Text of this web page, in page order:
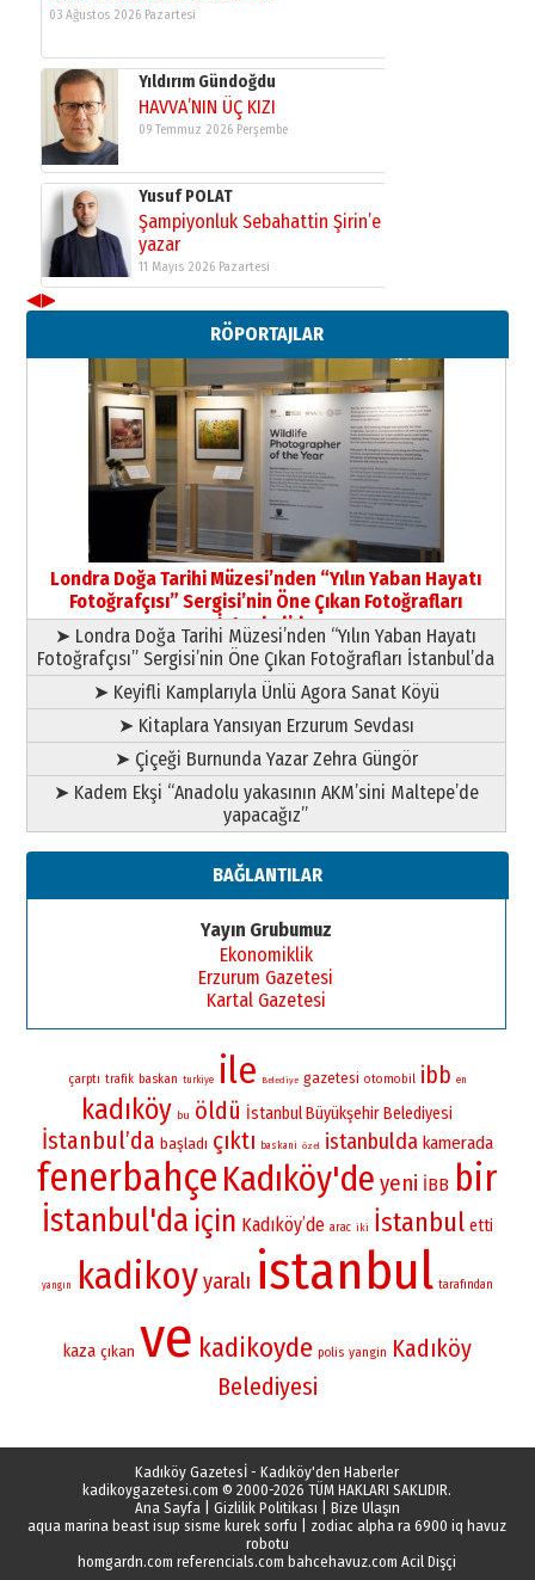
Paranın Aile Kültüründeki Yeri
03 Ağustos 2026 Pazartesi
HAVVA’NIN ÜÇ KIZI
09 Temmuz 2026 Perşembe
Yusuf POLAT
Şampiyonluk Sebahattin Şirin’e
yazar
11 Mayıs 2026 Pazartesi
◀▶
RÖPORTAJLAR
Londra Doğa Tarihi Müzesi’nden “Yılın Yaban Hayatı
Fotoğrafçısı” Sergisi’nin Öne Çıkan Fotoğrafları
İstanbul’da
➤ Londra Doğa Tarihi Müzesi’nden “Yılın Yaban Hayatı
Fotoğrafçısı” Sergisi’nin Öne Çıkan Fotoğrafları İstanbul’da
➤ Keyifli Kamplarıyla Ünlü Agora Sanat Köyü
➤ Kitaplara Yansıyan Erzurum Sevdası
➤ Çiçeği Burnunda Yazar Zehra Güngör
➤ Kadem Ekşi “Anadolu yakasının AKM’sini Maltepe’de
yapacağız”
BAĞLANTILAR
Yayın Grubumuz
Ekonomiklik
Erzurum Gazetesi
Kartal Gazetesi
çarptı trafik baskan turkiye ile Belediye gazetesi otomobil ibb en
kadıköy bu öldü İstanbul Büyükşehir Belediyesi
İstanbul’da başladı çıktı baskani özel istanbulda kamerada
fenerbahçe Kadıköy'de yeni İBB bir
İstanbul'da için Kadıköy’de arac iki İstanbul etti
yangın kadikoyyaralı istanbul tarafından
kaza çıkan ve kadikoyde polis yangin Kadıköy
Belediyesi
Kadıköy Gazetesİ - Kadıköy'den Haberler
kadikoygazetesi.com © 2000-2026 TÜM HAKLARI SAKLIDIR.
Ana Sayfa
Gizlilik Politikası
Bize Ulaşın
aqua marina beast isup sisme kurek sorfu
zodiac alpha ra 6900 iq havuz
robotu
homgardn.com referencials.com bahcehavuz.com Acil Dişçi